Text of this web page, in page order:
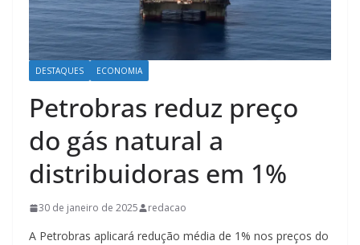
DESTAQUES ECONOMIA
Petrobras reduz preço
do gás natural a
distribuidoras em 1%
30 de janeiro de 2025 redacao
A Petrobras aplicará redução média de 1% nos preços do